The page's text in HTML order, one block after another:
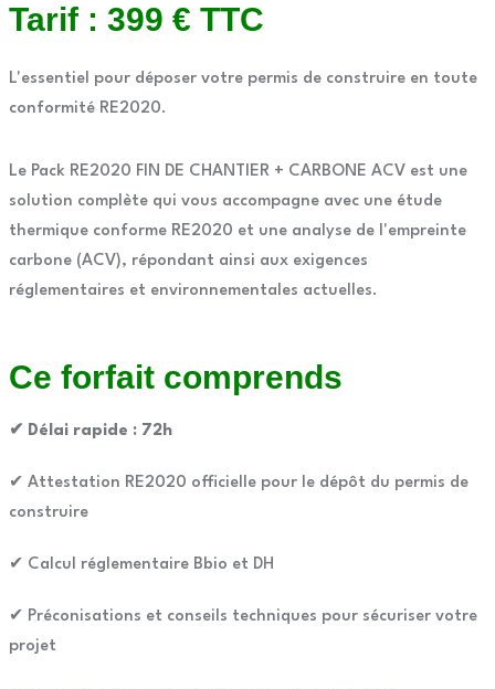
Tarif : 399 € TTC
L'essentiel pour déposer votre permis de construire en toute
conformité RE2020.
Le Pack RE2020 FIN DE CHANTIER + CARBONE ACV est une
solution complète qui vous accompagne avec une étude
thermique conforme RE2020 et une analyse de l'empreinte
carbone (ACV), répondant ainsi aux exigences
réglementaires et environnementales actuelles.
Ce forfait comprends
✔ Délai rapide : 72h
✔ Attestation RE2020 officielle pour le dépôt du permis de
construire
✔ Calcul réglementaire Bbio et DH
✔ Préconisations et conseils techniques pour sécuriser votre
projet